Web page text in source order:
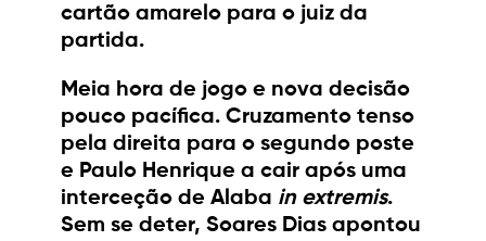
cartão amarelo para o juiz da
partida.
Meia hora de jogo e nova decisão
pouco pacífica. Cruzamento tenso
pela direita para o segundo poste
e Paulo Henrique a cair após uma
interceção de Alaba in extremis.
Sem se deter, Soares Dias apontou